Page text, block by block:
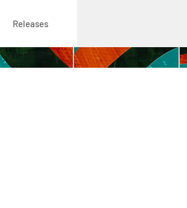
Releases